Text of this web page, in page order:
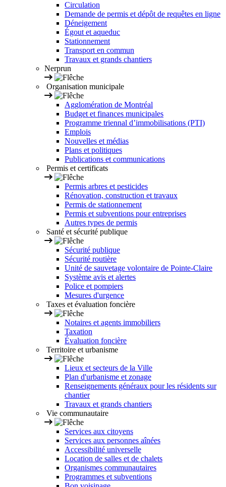
Circulation
Demande de permis et dépôt de requêtes en ligne
Déneigement
Égout et aqueduc
Stationnement
Transport en commun
Travaux et grands chantiers
Nerprun
Organisation municipale
Agglomération de Montréal
Budget et finances municipales
Programme triennal d’immobilisations (PTI)
Emplois
Nouvelles et médias
Plans et politiques
Publications et communications
Permis et certificats
Permis arbres et pesticides
Rénovation, construction et travaux
Permis de stationnement
Permis et subventions pour entreprises
Autres types de permis
Santé et sécurité publique
Sécurité publique
Sécurité routière
Unité de sauvetage volontaire de Pointe-Claire
Système avis et alertes
Police et pompiers
Mesures d'urgence
Taxes et évaluation foncière
Notaires et agents immobiliers
Taxation
Évaluation foncière
Territoire et urbanisme
Lieux et secteurs de la Ville
Plan d'urbanisme et zonage
Renseignements généraux pour les résidents sur
chantier
Travaux et grands chantiers
Vie communautaire
Services aux citoyens
Services aux personnes aînées
Accessibilité universelle
Location de salles et de chalets
Organismes communautaires
Programmes et subventions